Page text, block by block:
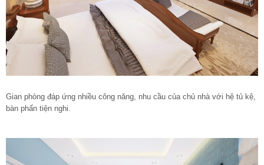
Gian phòng đáp ứng nhiều công năng, nhu cầu của chủ nhà với hệ tủ kệ,
bàn phấn tiện nghi.